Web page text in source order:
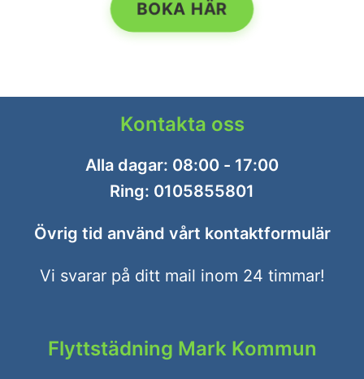
BOKA HÄR
Kontakta oss
Alla dagar: 08:00 - 17:00
Ring: 0105855801
Övrig tid använd vårt kontaktformulär
Vi svarar på ditt mail inom 24 timmar!
Flyttstädning Mark Kommun